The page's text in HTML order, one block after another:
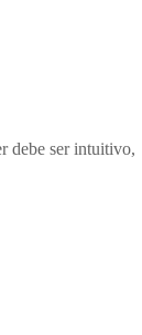
debe ser intuitivo,